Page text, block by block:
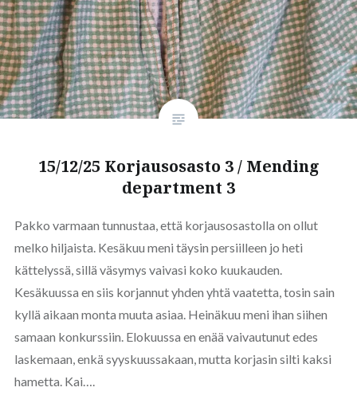
15/12/25 Korjausosasto 3 / Mending
department 3
Pakko varmaan tunnustaa, että korjausosastolla on ollut
melko hiljaista. Kesäkuu meni täysin persiilleen jo heti
kättelyssä, sillä väsymys vaivasi koko kuukauden.
Kesäkuussa en siis korjannut yhden yhtä vaatetta, tosin sain
kyllä aikaan monta muuta asiaa. Heinäkuu meni ihan siihen
samaan konkurssiin. Elokuussa en enää vaivautunut edes
laskemaan, enkä syyskuussakaan, mutta korjasin silti kaksi
hametta. Kai….